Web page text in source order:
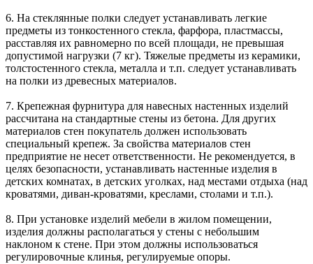
6. На стеклянные полки следует устанавливать легкие
предметы из тонкостенного стекла, фарфора, пластмассы,
расставляя их равномерно по всей площади, не превышая
допустимой нагрузки (7 кг). Тяжелые предметы из керамики,
толстостенного стекла, металла и т.п. следует устанавливать
на полки из древесных материалов.
7. Крепежная фурнитура для навесных настенных изделий
рассчитана на стандартные стены из бетона. Для других
материалов стен покупатель должен использовать
специальный крепеж. За свойства материалов стен
предприятие не несет ответственности. Не рекомендуется, в
целях безопасности, устанавливать настенные изделия в
детских комнатах, в детских уголках, над местами отдыха (над
кроватями, диван-кроватями, креслами, столами и т.п.).
8. При установке изделий мебели в жилом помещении,
изделия должны располагаться у стены с небольшим
наклоном к стене. При этом должны использоваться
регулировочные клинья, регулируемые опоры.